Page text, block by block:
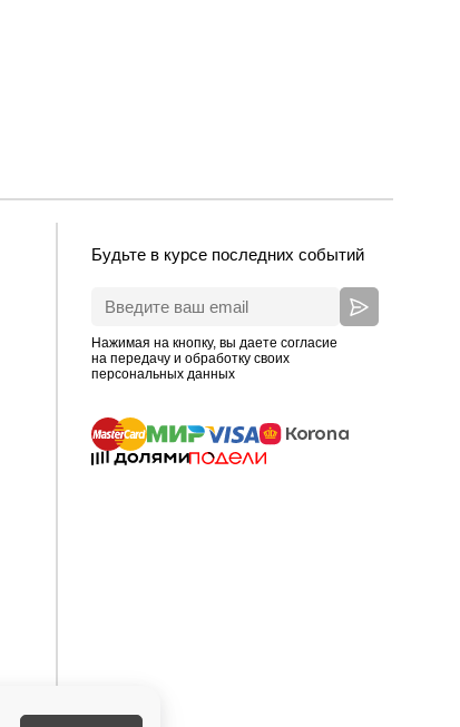
Будьте в курсе последних событий
Нажимая на кнопку, вы даете согласие
на передачу и обработку своих
персональных данных